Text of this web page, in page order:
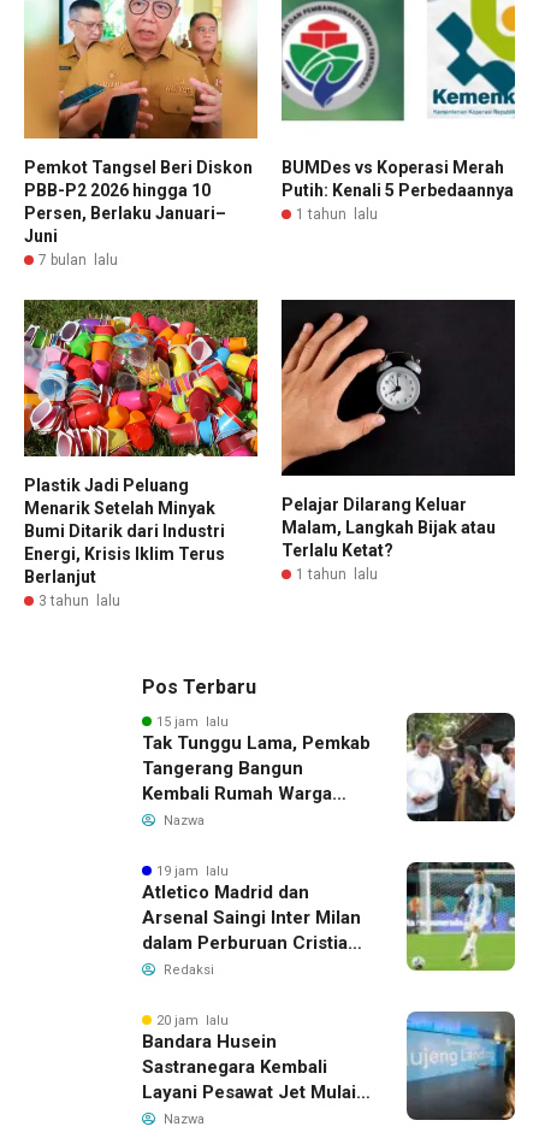
Pemkot Tangsel Beri Diskon
PBB-P2 2026 hingga 10
Persen, Berlaku Januari–
Juni
7 bulan lalu
BUMDes vs Koperasi Merah
Putih: Kenali 5 Perbedaannya
1 tahun lalu
Plastik Jadi Peluang
Menarik Setelah Minyak
Bumi Ditarik dari Industri
Energi, Krisis Iklim Terus
Berlanjut
3 tahun lalu
Pelajar Dilarang Keluar
Malam, Langkah Bijak atau
Terlalu Ketat?
1 tahun lalu
Pos Terbaru
15 jam lalu
Tak Tunggu Lama, Pemkab
Tangerang Bangun
Kembali Rumah Warga
yang Roboh Akibat Puting
Nazwa
19 jam lalu
Atletico Madrid dan
Arsenal Saingi Inter Milan
dalam Perburuan Cristian
Romero, Transfer Bek
Redaksi
20 jam lalu
Bandara Husein
Sastranegara Kembali
Layani Pesawat Jet Mulai
14 Agustus 2026, Garuda
Nazwa